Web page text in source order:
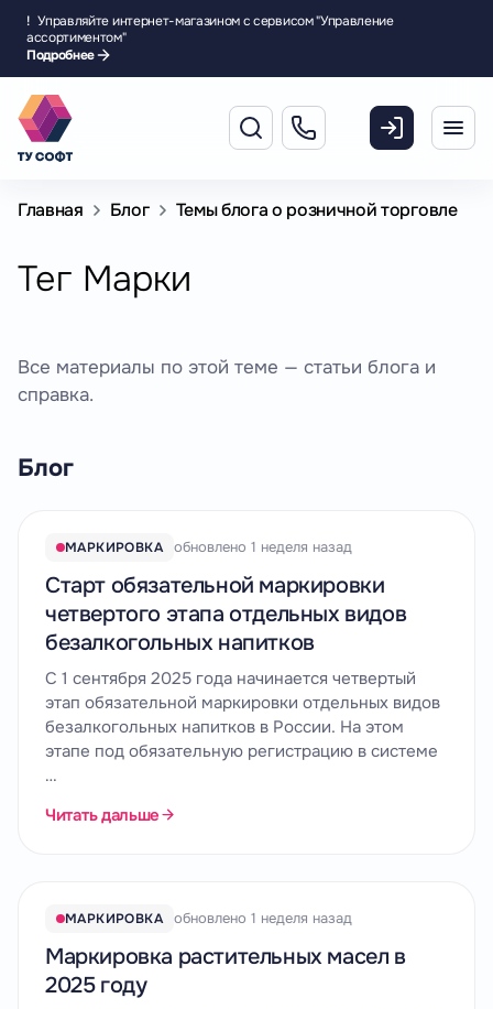
! Управляйте интернет-магазином с сервисом "Управление
ассортиментом"
Подробнее
Главная Блог Темы блога о розничной торговле
Тег Марки
Все материалы по этой теме — статьи блога и
справка.
Блог
МАРКИРОВКА обновлено 1 неделя назад
Старт обязательной маркировки
четвертого этапа отдельных видов
безалкогольных напитков
С 1 сентября 2025 года начинается четвертый
этап обязательной маркировки отдельных видов
безалкогольных напитков в России. На этом
этапе под обязательную регистрацию в системе
…
Читать дальше
МАРКИРОВКА обновлено 1 неделя назад
Маркировка растительных масел в
2025 году